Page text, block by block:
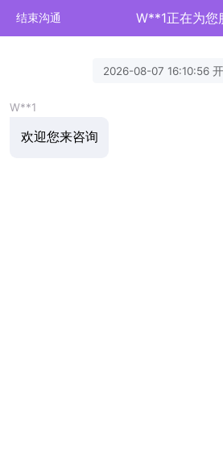
结束沟通 W**1正在为您
2026-08-07 16:10:56
W**1
欢迎您来咨询